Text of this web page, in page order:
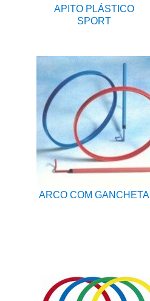
APITO PLÁSTICO
SPORT
ARCO COM GANCHETA